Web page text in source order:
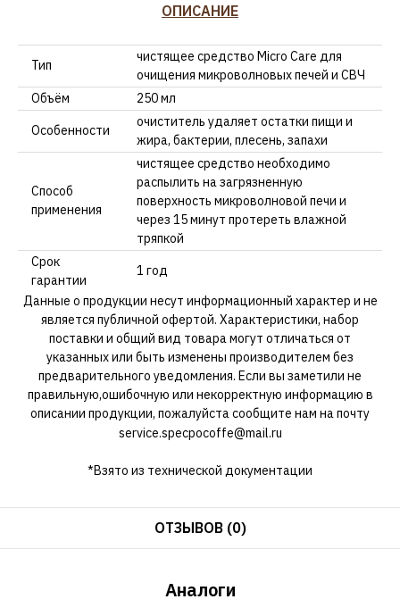
ОПИСАНИЕ
Тип
чистящее средство Micro Care для
очищения микроволновых печей и СВЧ
Объём
250 мл
Особенности
очиститель удаляет остатки пищи и
жира, бактерии, плесень, запахи
Способ
применения
чистящее средство необходимо
распылить на загрязненную
поверхность микроволновой печи и
через 15 минут протереть влажной
тряпкой
Срок
гарантии
1 год
Данные о продукции несут информационный характер и не
является публичной офертой. Характеристики, набор
поставки и общий вид товара могут отличаться от
указанных или быть изменены производителем без
предварительного уведомления. Если вы заметили не
правильную,ошибочную или некорректную информацию в
описании продукции, пожалуйста сообщите нам на почту
service.specpocoffe@mail.ru
*Взято из технической документации
ОТЗЫВОВ (0)
Аналоги